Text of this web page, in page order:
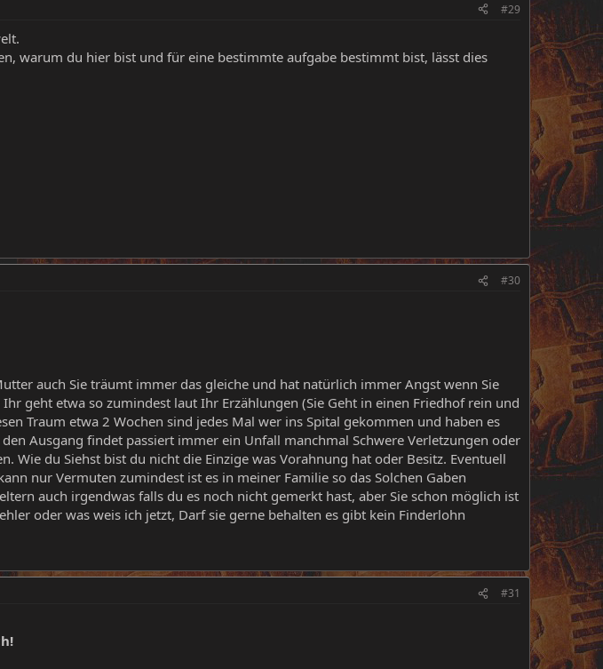
#29
warum du hier bist und für eine bestimmte aufgabe bestimmt bist, lässt dies
#30
auch Sie träumt immer das gleiche und hat natürlich immer Angst wenn Sie
geht etwa so zumindest laut Ihr Erzählungen (Sie Geht in einen Friedhof rein und
Traum etwa 2 Wochen sind jedes Mal wer ins Spital gekommen und haben es
den Ausgang findet passiert immer ein Unfall manchmal Schwere Verletzungen oder
Wie du Siehst bist du nicht die Einzige was Vorahnung hat oder Besitz. Eventuell
nur Vermuten zumindest ist es in meiner Familie so das Solchen Gaben
auch irgendwas falls du es noch nicht gemerkt hast, aber Sie schon möglich ist
oder was weis ich jetzt, Darf sie gerne behalten es gibt kein Finderlohn
#31